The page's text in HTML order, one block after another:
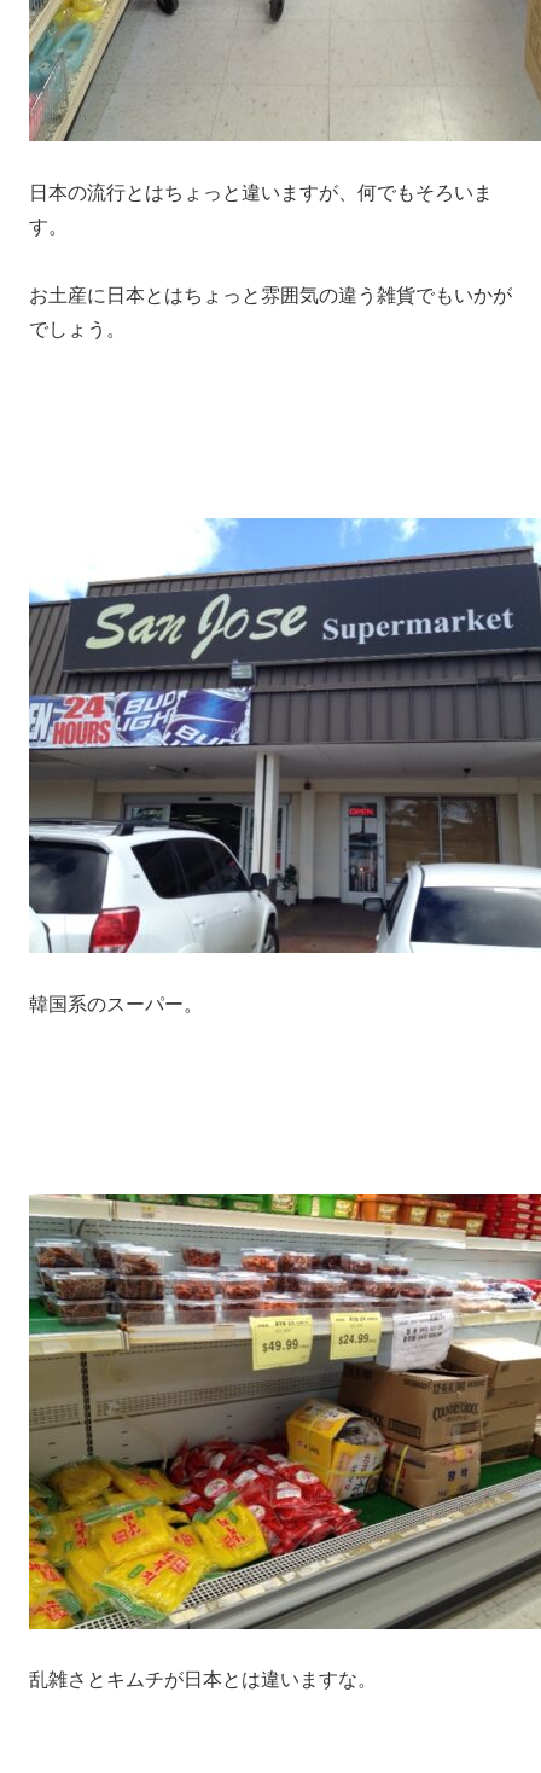
日本の流行とはちょっと違いますが、何でもそろいま
す。
お土産に日本とはちょっと雰囲気の違う雑貨でもいかが
でしょう。
韓国系のスーパー。
乱雑さとキムチが日本とは違いますな。